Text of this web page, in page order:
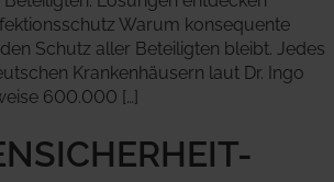
Warum konsequente
Schutz aller Beteiligten bleibt. Jedes
Krankenhäusern laut Dr. Ingo
600.000 […]